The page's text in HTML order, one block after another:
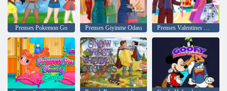
Prenses Pokemon Go Prenses Giyinme Odası Prenses Valentines Kaosu